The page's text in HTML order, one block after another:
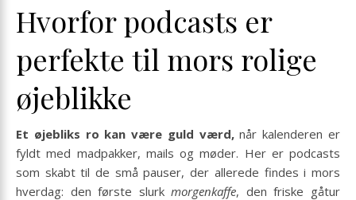
Hvorfor podcasts er
perfekte til mors rolige
øjeblikke
Et øjebliks ro kan være guld værd,når kalenderen er
fyldt med madpakker, mails og møder. Her er podcasts
som skabt til de små pauser, der allerede findes i mors
hverdag: den første slurkmorgenkaffe, den friske gåtur